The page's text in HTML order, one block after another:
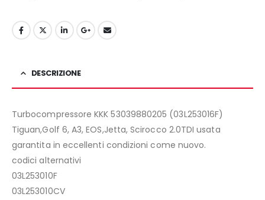
DESCRIZIONE
Turbocompressore KKK 53039880205 (03L253016F)
Tiguan,Golf 6, A3, EOS,Jetta, Scirocco 2.0TDI usata
garantita in eccellenti condizioni come nuovo.
codici alternativi
03L253010F
03L253010CV